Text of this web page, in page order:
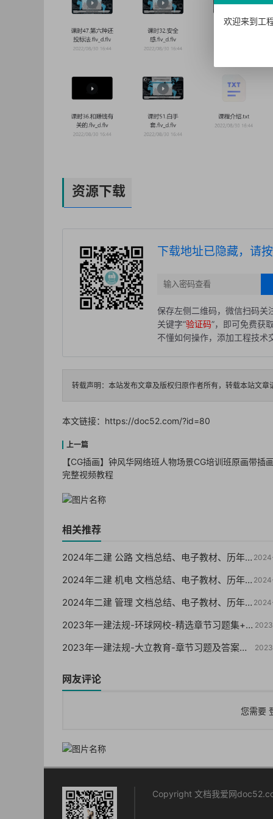
资源下载
下载地址已隐藏，请
保存左侧二维码，微信扫码关
关键字“验证码”，即可免费获
不懂如何操作，添加工程技
转载声明：本站发布文章及版权归原作者所有，转载本站文章
本文链接： https://doc52.com/?id=80
【CG插画】钟风华网络班人物场景CG培训班原画带插
完整视频教程
相关推荐
2024年二建 公路 文档总结、电子教材、历年真题
2024年二建 机电 文档总结、电子教材、历年真题
2024年二建 管理 文档总结、电子教材、历年真题
2023年一建法规-环球网校-精选章节习题集+真题+模拟
2023年一建法规-大立教育-章节习题及答案解析【重点推荐】
网友评论
您需要
Copyright 文档我爱网
欢迎来到工